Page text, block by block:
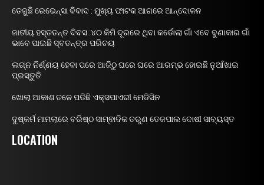
ତେଜୁଛି ରେଭେନ୍ସା ବିବାଦ : ମୁଖ୍ୟ ଫାଟକ ଆଗରେ ଆନ୍ଦୋଳନ
ଜାତୀୟ ହସ୍ତତନ୍ତ ଦିବସ :୪୦ କିମି ଦୂରରେ ଥିବା କର୍ଡୋଲା ଗାଁ ଏବେ ବୁଣାକାର ଗାଁ
ଭାବେ ପାଇଛି ସ୍ବତନ୍ତ୍ର ପରିଚୟ
ଲଗ୍ନ ନିର୍ଣ୍ଣୟ ହେବା ପରେ ଆଜିଠୁ ଘରେ ଘରେ ଆରମ୍ଭ ହୋଇଛି ନୁଆଁଖାଇ
ପ୍ରସ୍ତୁତି
ଖୋଲା ଆକାଶ ତଳେ ପଡିଛି ଏକ୍ସପାଏରୀ ମେଡିସିନ
ଦୁଷ୍କର୍ମ ମାମଲାରେ ବରିଷ୍ଠ ସାମ୍ଵାଦିକ ତରୁଣ ତେଜପାଲ ଦୋଷୀ ସାବ୍ୟସ୍ତ
LOCATION